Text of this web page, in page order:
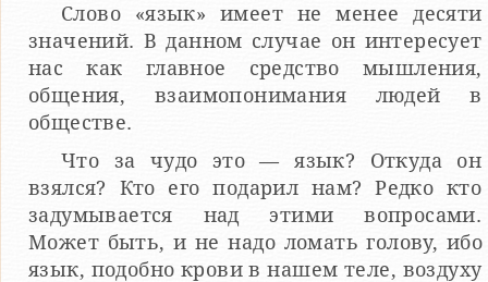
Слово «язык» имеет не менее десяти
значений. В дан­ном случае он интересует
нас как главное средство мышления,
общения, взаимопонимания людей в
обществе.
Что за чудо это — язык? Откуда он
взялся? Кто его по­дарил нам? Редко кто
задумывается над этими вопросами.
Может быть, и не надо ломать голову, ибо
язык, подобно крови в нашем теле, воздуху